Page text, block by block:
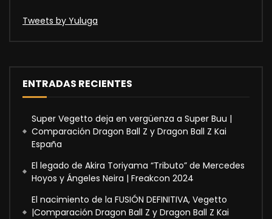
Tweets by Yuluga
ENTRADAS RECIENTES
Super Vegetto deja en vergüenza a Super Buu |
Comparación Dragon Ball Z y Dragon Ball Z Kai
España
El legado de Akira Toriyama “Tributo” de Mercedes
Hoyos y Ángeles Neira | Freakcon 2024
El nacimiento de la FUSIÓN DEFINITIVA, Vegetto
|Comparación Dragon Ball Z y Dragon Ball Z Kai